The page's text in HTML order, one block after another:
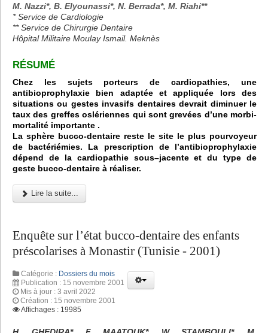
M. Nazzi*, B. Elyounassi*, N. Berrada*, M. Riahi**
* Service de Cardiologie
** Service de Chirurgie Dentaire
Hôpital Militaire Moulay Ismail. Meknès
RÉSUMÉ
Chez les sujets porteurs de cardiopathies, une
antibioprophylaxie bien adaptée et appliquée lors des
situations ou gestes invasifs dentaires devrait diminuer le
taux des greffes oslériennes qui sont grevées d’une morbi-
mortalité importante .
La sphère bucco-dentaire reste le site le plus pourvoyeur
de bactériémies. La prescription de l’antibioprophylaxie
dépend de la cardiopathie sous–jacente et du type de
geste bucco-dentaire à réaliser.
Lire la suite...
Enquête sur l’état bucco-dentaire des enfants
préscolarises à Monastir (Tunisie - 2001)
Catégorie : Dossiers du mois
Publication : 15 novembre 2001
Mis à jour : 3 avril 2022
Création : 15 novembre 2001
Affichages : 19985